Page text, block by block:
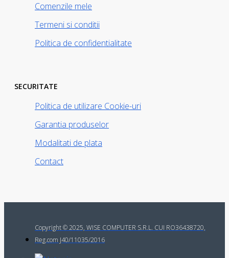
Comenzile mele
Termeni si conditii
Politica de confidentialitate
SECURITATE
Politica de utilizare Cookie-uri
Garantia produselor
Modalitati de plata
Contact
Copyright © 2025, WISE COMPUTER S.R.L. CUI RO36438720,
Reg.com J40/11035/2016